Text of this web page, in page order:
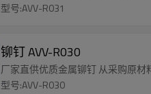
型号:AVV-R031
铆钉 AVV-R030
厂家直供优质金属铆钉 从采购原
型号:AVV-R030